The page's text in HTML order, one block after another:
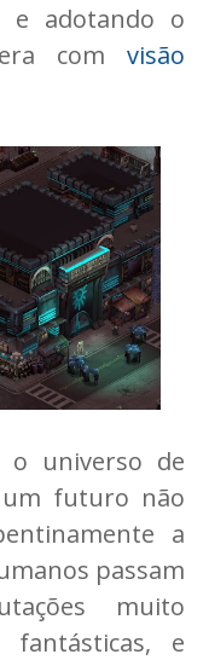
e adotando o
com visão
o universo de
um futuro não
a
passam
muito
fantásticas, e